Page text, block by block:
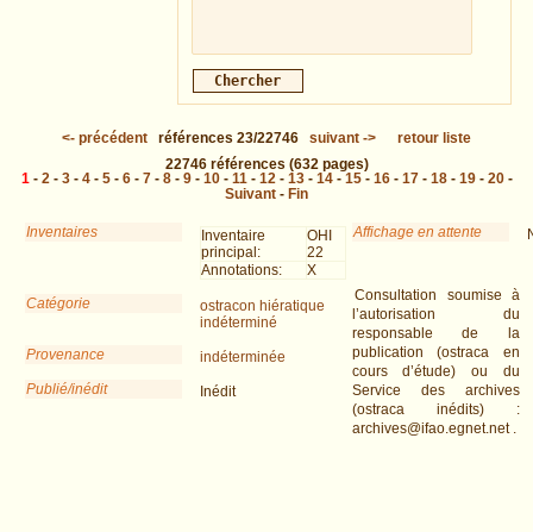
<- précédent références 23/22746 suivant ->
retour liste
22746 références (632 pages)
1- 2- 3- 4- 5- 6- 7- 8- 9- 10- 11- 12- 13- 14- 15- 16- 17- 18- 19- 20-
Suivant - Fin
Inventaires
Inventaire
principal:
OHI
22
Annotations:
X
Catégorie
ostracon hiératique
indéterminé
Provenance
indéterminée
Publié/inédit
Inédit
Affichage en attente
Consultation soumise à
l’autorisation du
responsable de la
publication (ostraca en
cours d’étude) ou du
Service des archives
(ostraca inédits) :
archives@ifao.egnet.net .